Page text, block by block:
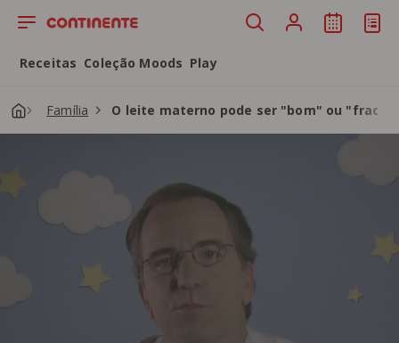
Saltar para o conteúdo principal
Receitas Coleção Moods Play
Família O leite materno pode ser "bom" ou